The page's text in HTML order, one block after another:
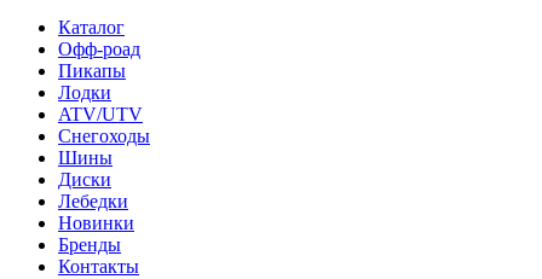
Каталог
Офф-роад
Пикапы
Лодки
ATV/UTV
Снегоходы
Шины
Диски
Лебедки
Новинки
Бренды
Контакты